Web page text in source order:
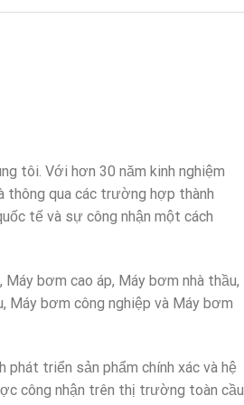
tôi. Với hơn 30 năm kinh nghiệm
qua các trường hợp thành
tế và sự công nhận một cách
bơm cao áp, Máy bơm nhà thầu,
bơm công nghiệp và Máy bơm
triển sản phẩm chính xác và hệ
công nhận trên thị trường toàn cầu